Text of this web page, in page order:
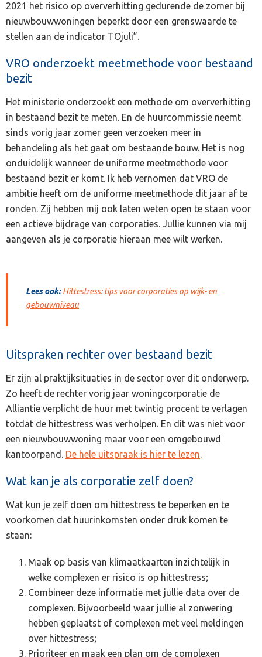
2021 het risico op oververhitting gedurende de zomer bij
nieuwbouwwoningen beperkt door een grenswaarde te
stellen aan de indicator TOjuli”.
VRO onderzoekt meetmethode voor bestaand
bezit
Het ministerie onderzoekt een methode om oververhitting
in bestaand bezit te meten. En de huurcommissie neemt
sinds vorig jaar zomer geen verzoeken meer in
behandeling als het gaat om bestaande bouw. Het is nog
onduidelijk wanneer de uniforme meetmethode voor
bestaand bezit er komt. Ik heb vernomen dat VRO de
ambitie heeft om de uniforme meetmethode dit jaar af te
ronden. Zij hebben mij ook laten weten open te staan voor
een actieve bijdrage van corporaties. Jullie kunnen via mij
aangeven als je corporatie hieraan mee wilt werken.
Lees ook: Hittestress: tips voor corporaties op wijk- en
gebouwniveau
Uitspraken rechter over bestaand bezit
Er zijn al praktijksituaties in de sector over dit onderwerp.
Zo heeft de rechter vorig jaar woningcorporatie de
Alliantie verplicht de huur met twintig procent te verlagen
totdat de hittestress was verholpen. En dit was niet voor
een nieuwbouwwoning maar voor een omgebouwd
kantoorpand. De hele uitspraak is hier te lezen.
Wat kan je als corporatie zelf doen?
Wat kun je zelf doen om hittestress te beperken en te
voorkomen dat huurinkomsten onder druk komen te
staan:
Maak op basis van klimaatkaarten inzichtelijk in
welke complexen er risico is op hittestress;
Combineer deze informatie met jullie data over de
complexen. Bijvoorbeeld waar jullie al zonwering
hebben geplaatst of complexen met veel meldingen
over hittestress;
Prioriteer en maak een plan om de complexen